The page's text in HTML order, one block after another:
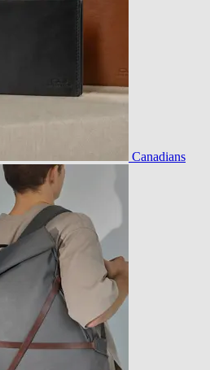
Canadians